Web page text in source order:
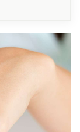
in dit
je